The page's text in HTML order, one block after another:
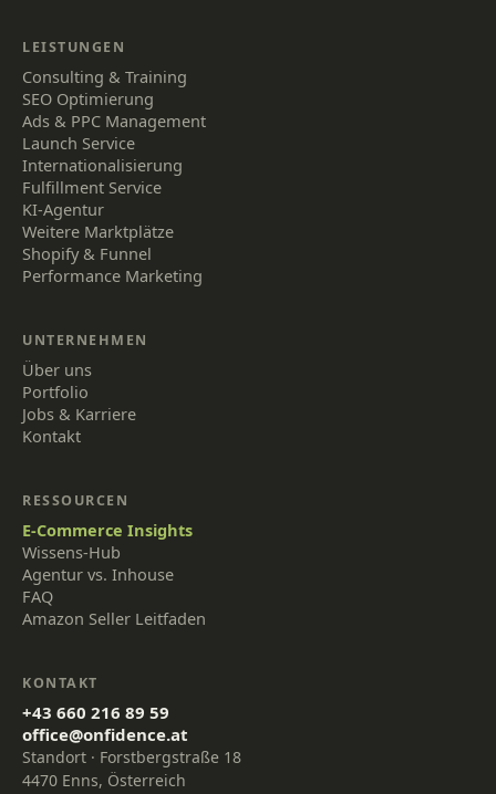
LEISTUNGEN
Consulting & Training
SEO Optimierung
Ads & PPC Management
Launch Service
Internationalisierung
Fulfillment Service
KI-Agentur
Weitere Marktplätze
Shopify & Funnel
Performance Marketing
UNTERNEHMEN
Über uns
Portfolio
Jobs & Karriere
Kontakt
RESSOURCEN
E-Commerce Insights
Wissens-Hub
Agentur vs. Inhouse
FAQ
Amazon Seller Leitfaden
KONTAKT
+43 660 216 89 59
office@onfidence.at
Standort · Forstbergstraße 18
4470 Enns, Österreich